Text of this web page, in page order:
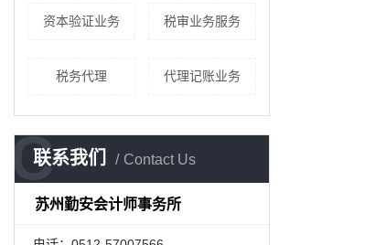
资本验证业务 税审业务服务
税务代理 代理记账业务
联系我们 Contact Us
C
苏州勤安会计师事务所